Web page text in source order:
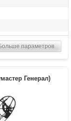
полочка, релиз, пип-
стрелы
простой 1-
параметров
Генерал)